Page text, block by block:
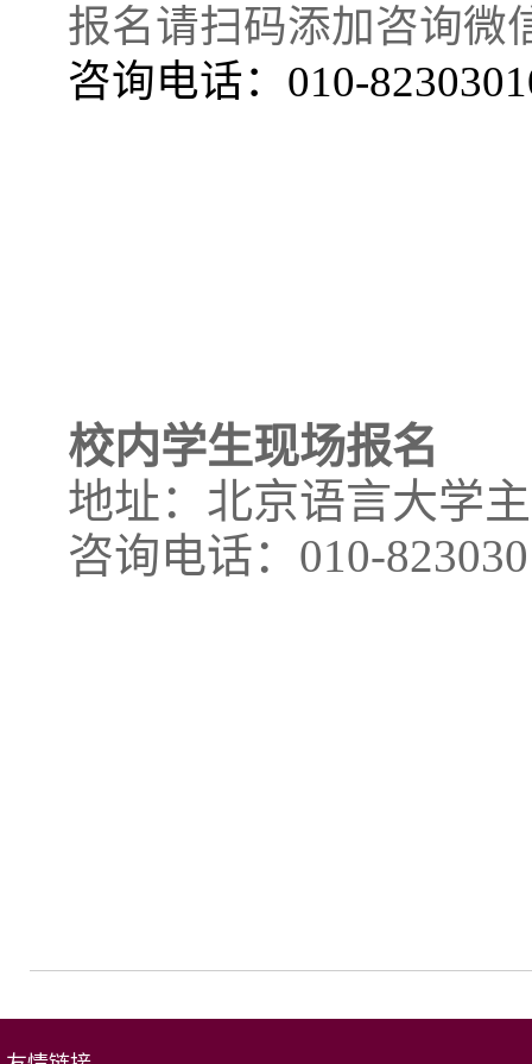
报名请扫码添加咨询微
咨询电话：010-
校内学生现场报名
地址：北京语言大学
咨询电话： 010-